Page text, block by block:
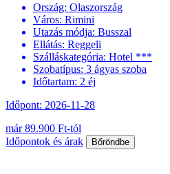
Ország: Olaszország
Város: Rimini
Utazás módja: Busszal
Ellátás: Reggeli
Szálláskategória: Hotel ***
Szobatípus: 3 ágyas szoba
Időtartam: 2 éj
Időpont: 2026-11-28
már 89.900 Ft-tól
Időpontok és árak
Bőröndbe